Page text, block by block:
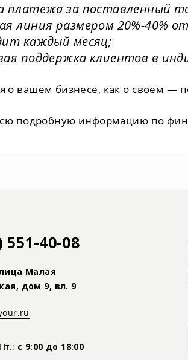
платежа за поставленный
линия размером 20%-40%
каждый месяц;
поддержка клиентов в
о вашем бизнесе, как о своем —
подробную информацию по
551-40-08
Малая
дом 9, вл. 9
с 9:00 до 18:00